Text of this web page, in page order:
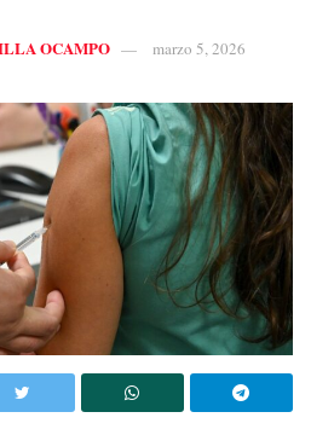
OCAMPO marzo 5, 2026